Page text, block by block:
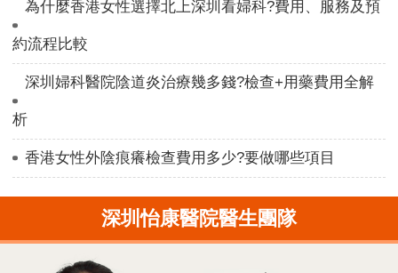
為什麼香港女性選擇北上深圳看婦科?費用、服務及預
約流程比較
深圳婦科醫院陰道炎治療幾多錢?檢查+用藥費用全解
析
香港女性外陰痕癢檢查費用多少?要做哪些項目
深圳怡康醫院醫生團隊